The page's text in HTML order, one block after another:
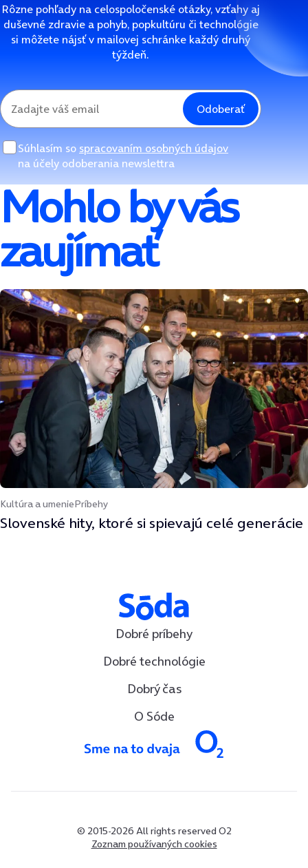
Rôzne pohľady na celospoločenské otázky, vzťahy aj
duševné zdravie a pohyb, popkultúru či technológie
si môžete nájsť v mailovej schránke každý druhý
týždeň.
Odoberať
Súhlasím so spracovaním osobných údajov
na účely odoberania newslettra
Mohlo by vás
zaujímať
Kultúra a umeniePríbehy
Slovenské hity, ktoré si spievajú celé generácie
Dobré príbehy
Dobré technológie
Dobrý čas
O Sóde
© 2015-2026 All rights reserved O2
Zoznam používaných cookies